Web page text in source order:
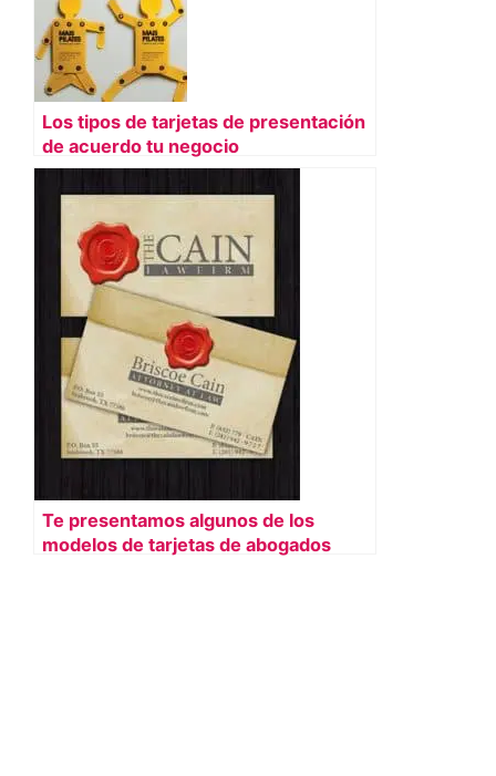
Los tipos de tarjetas de presentación
de acuerdo tu negocio
Te presentamos algunos de los
modelos de tarjetas de abogados